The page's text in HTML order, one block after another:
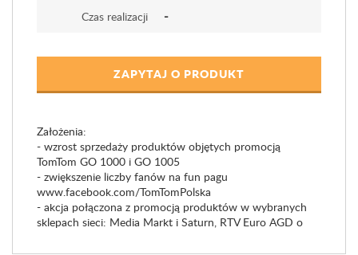
Czas realizacji -
ZAPYTAJ O PRODUKT
Założenia:
- wzrost sprzedaży produktów objętych promocją
TomTom GO 1000 i GO 1005
- zwiększenie liczby fanów na fun pagu
www.facebook.com/TomTomPolska
- akcja połączona z promocją produktów w wybranych
sklepach sieci: Media Markt i Saturn, RTV Euro AGD o